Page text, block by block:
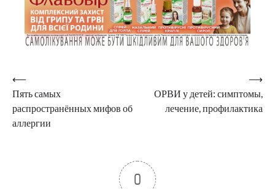
Навигация
по
записям
⟵
Пять самых
распространённых мифов об
аллергии
ОРВИ у детей: симптомы,
лечение, профилактика
⟶
0